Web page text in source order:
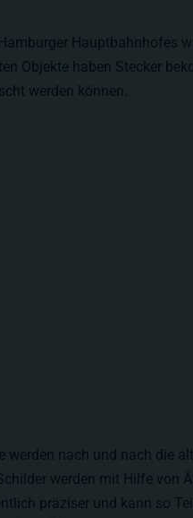
Hauptbahnhofes
Objekte haben Stecker
werden können.
werden nach und nach die
werden mit Hilfe von
präziser und kann so